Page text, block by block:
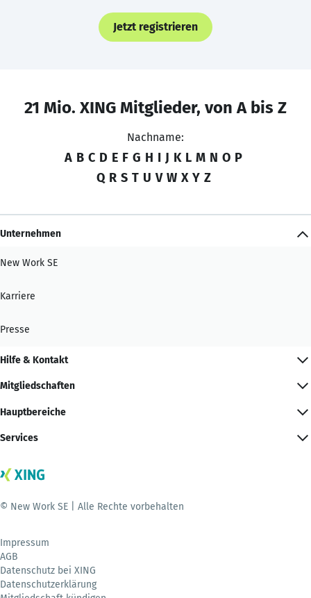
Jetzt registrieren
21 Mio. XING Mitglieder, von A bis Z
Nachname:
A B C D E F G H I J K L M N O P
Q R S T U V W X Y Z
Unternehmen
New Work SE
Karriere
Presse
Hilfe & Kontakt
Mitgliedschaften
Hauptbereiche
Services
© New Work SE | Alle Rechte vorbehalten
Impressum
AGB
Datenschutz bei XING
Datenschutzerklärung